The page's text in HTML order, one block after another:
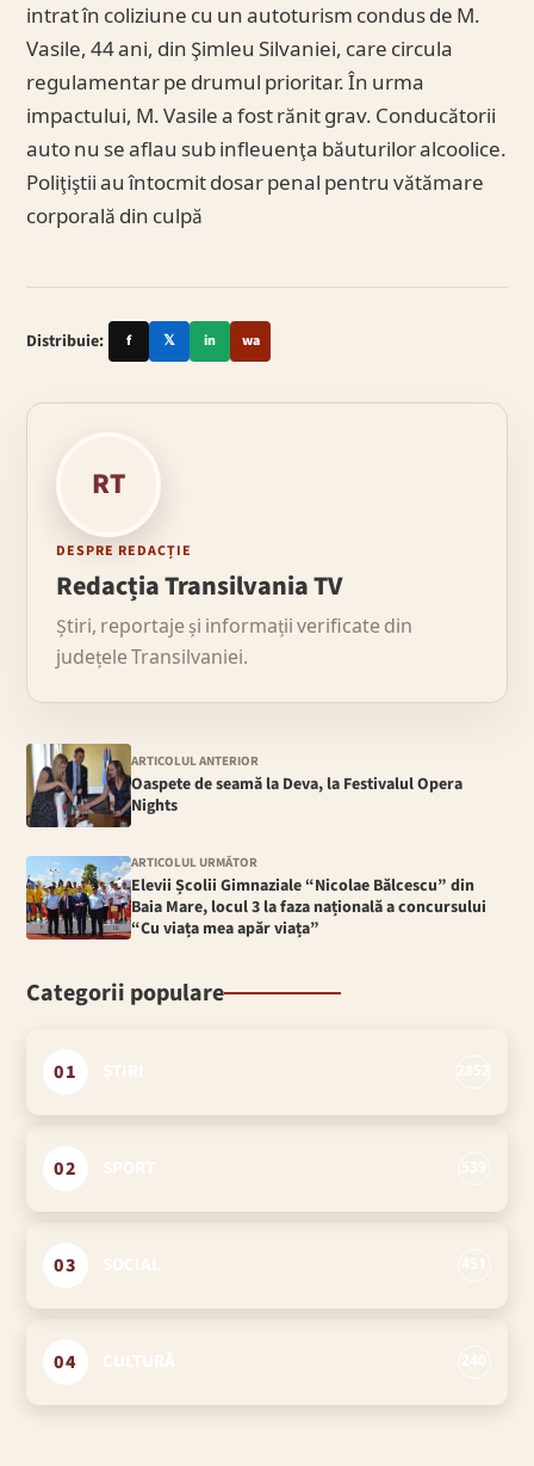
intrat în coliziune cu un autoturism condus de M.
Vasile, 44 ani, din Şimleu Silvaniei, care circula
regulamentar pe drumul prioritar. În urma
impactului, M. Vasile a fost rănit grav. Conducătorii
auto nu se aflau sub infleuenţa băuturilor alcoolice.
Poliţiştii au întocmit dosar penal pentru vătămare
corporală din culpă
Distribuie: f 𝕏 in wa
RT
DESPRE REDACȚIE
Redacția Transilvania TV
Știri, reportaje și informații verificate din
județele Transilvaniei.
ARTICOLUL ANTERIOR
Oaspete de seamă la Deva, la Festivalul Opera
Nights
ARTICOLUL URMĂTOR
Elevii Școlii Gimnaziale “Nicolae Bălcescu” din
Baia Mare, locul 3 la faza națională a concursului
“Cu viața mea apăr viața”
Categorii populare
01
02
03
04